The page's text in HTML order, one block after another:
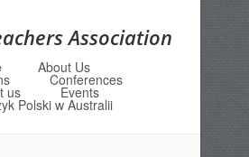
Association
About Us
Conferences
us Events
Polski w Australii